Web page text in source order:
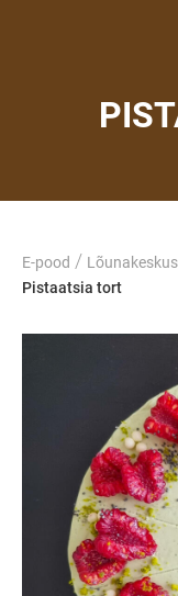
E-pood /
Pistaatsia tort